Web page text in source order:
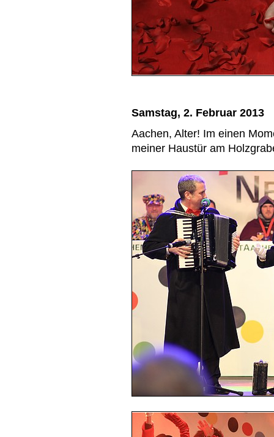
Samstag, 2. Februar 2013
Aachen, Alter! Im einen
meiner Haustür am